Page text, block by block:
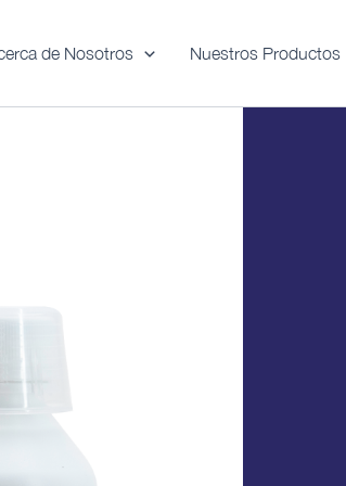
de Nosotros Nuestros Productos